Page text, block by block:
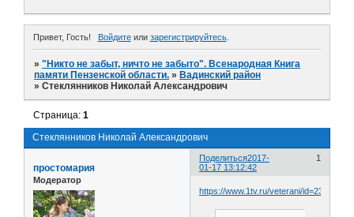
Привет, Гость! Войдитеили зарегистрируйтесь.
»"Никто не забыт, ничто не забыто". Всенародная Книга
памяти Пензенской области. » Вадинский район
»Стеклянников Николай Александрович
Стеклянников Николай Александрович
Страница:1
Поделиться 1
2017-
01-17 13:12:42
простомария
Модератор
https://www.1tv.ru/veterani/id=2335844